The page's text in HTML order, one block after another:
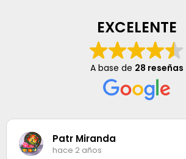
EXCELENTE
A base de 28 reseñas
Patr Miranda
hace 2 años